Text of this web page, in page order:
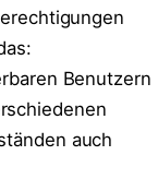
Benutzern
auch